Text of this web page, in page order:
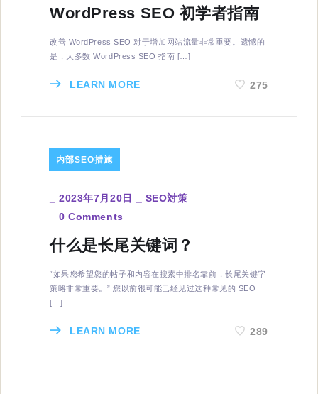
WordPress SEO 初学者指南
改善 WordPress SEO 对于增加网站流量非常重要。遗憾的
是，大多数 WordPress SEO 指南 […]
LEARN MORE 275
内部SEO措施
_2023年7月20日
SEO対策
_0 Comments
什么是长尾关键词？
“如果您希望您的帖子和内容在搜索中排名靠前，长尾关键字
策略非常重要。” 您以前很可能已经见过这种常见的 SEO
[…]
LEARN MORE 289